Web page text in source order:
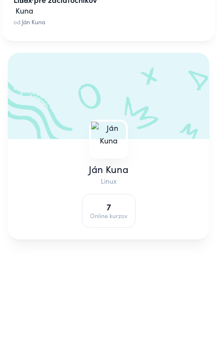
od Ján Kuna
Ján Kuna
Linux
7
Online kurzov